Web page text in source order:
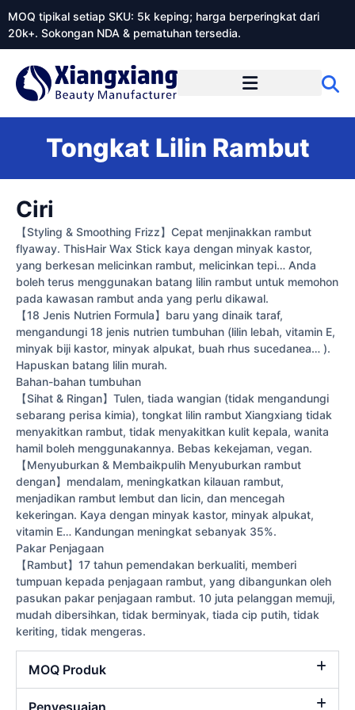
MOQ tipikal setiap SKU: 5k keping; harga berperingkat dari
20k+. Sokongan NDA & pematuhan tersedia.
Tongkat Lilin Rambut
Ciri
【Styling & Smoothing Frizz】Cepat menjinakkan rambut
flyaway. ThisHair Wax Stick kaya dengan minyak kastor,
yang berkesan melicinkan rambut, melicinkan tepi… Anda
boleh terus menggunakan batang lilin rambut untuk memohon
pada kawasan rambut anda yang perlu dikawal.
【18 Jenis Nutrien Formula】baru yang dinaik taraf,
mengandungi 18 jenis nutrien tumbuhan (lilin lebah, vitamin E,
minyak biji kastor, minyak alpukat, buah rhus sucedanea… ).
Hapuskan batang lilin murah.
Bahan-bahan tumbuhan
【Sihat & Ringan】Tulen, tiada wangian (tidak mengandungi
sebarang perisa kimia), tongkat lilin rambut Xiangxiang tidak
menyakitkan rambut, tidak menyakitkan kulit kepala, wanita
hamil boleh menggunakannya. Bebas kekejaman, vegan.
【Menyuburkan & Membaikpulih Menyuburkan rambut
dengan】mendalam, meningkatkan kilauan rambut,
menjadikan rambut lembut dan licin, dan mencegah
kekeringan. Kaya dengan minyak kastor, minyak alpukat,
vitamin E… Kandungan meningkat sebanyak 35%.
Pakar Penjagaan
【Rambut】17 tahun pemendakan berkualiti, memberi
tumpuan kepada penjagaan rambut, yang dibangunkan oleh
pasukan pakar penjagaan rambut. 10 juta pelanggan memuji,
mudah dibersihkan, tidak berminyak, tiada cip putih, tidak
keriting, tidak mengeras.
MOQ Produk